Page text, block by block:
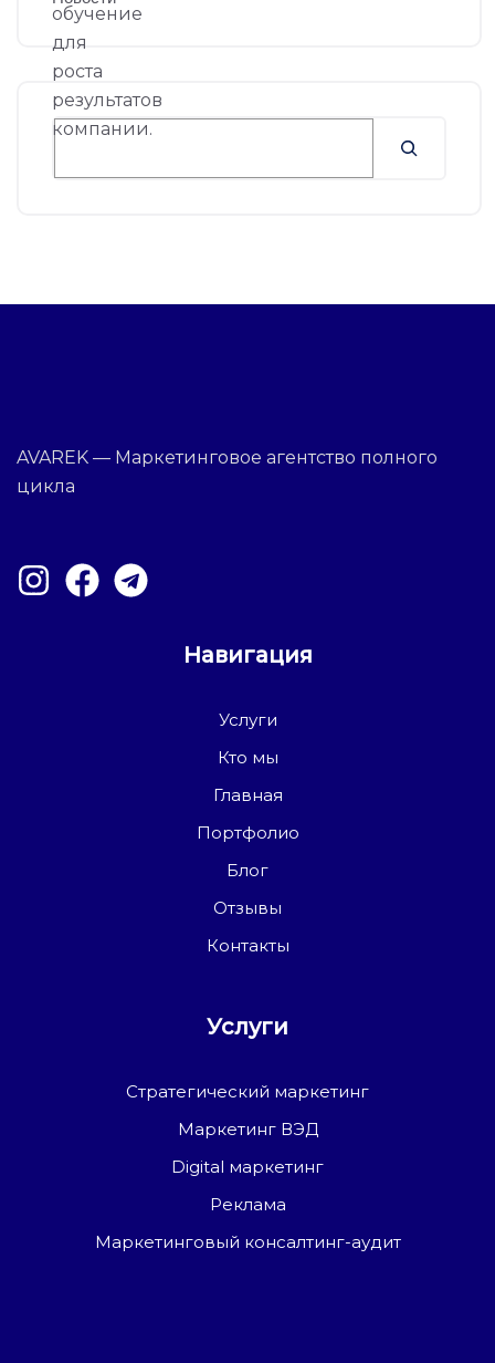
AVAREK — Маркетинговое агентство полного
цикла
Навигация
Услуги
Кто мы
Главная
Портфолио
Блог
Отзывы
Контакты
Услуги
Стратегический маркетинг
Маркетинг ВЭД
Digital маркетинг
Реклама
Маркетинговый консалтинг-аудит